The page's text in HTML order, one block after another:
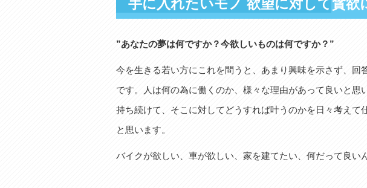
手に入れたいモノ 欲望に対して貪欲
”あなたの夢は何ですか？今欲しいものは何ですか？”
今を生きる若い方にこれを問うと、あまり興味を示さず、回
です。人は何の為に働くのか、様々な理由があって良いと思
持ち続けて、そこに対してどうすれば叶うのかを日々考えて
と思います。
バイクが欲しい、車が欲しい、家を建てたい、何だって良い